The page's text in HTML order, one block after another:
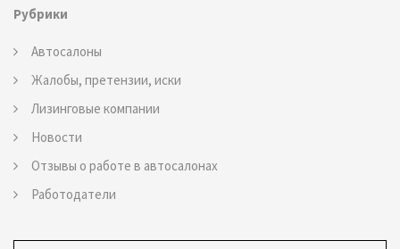
Рубрики
Автосалоны
Жалобы, претензии, иски
Лизинговые компании
Новости
Отзывы о работе в автосалонах
Работодатели